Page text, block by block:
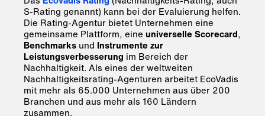
S-Rating genannt) kann bei der Evaluierung helfen.
Die Rating-Agentur bietet Unternehmen eine
gemeinsame Plattform, eine universelle Scorecard,
Benchmarks und Instrumente zur
Leistungsverbesserung im Bereich der
Nachhaltigkeit. Als eines der weltweiten
Nachhaltigkeitsrating-Agenturen arbeitet EcoVadis
mit mehr als 65.000 Unternehmen aus über 200
Branchen und aus mehr als 160 Ländern
zusammen.